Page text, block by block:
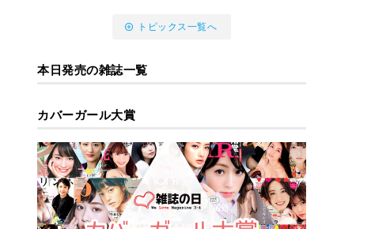
トピックス一覧へ
本日発売の雑誌一覧
カバーガール大賞